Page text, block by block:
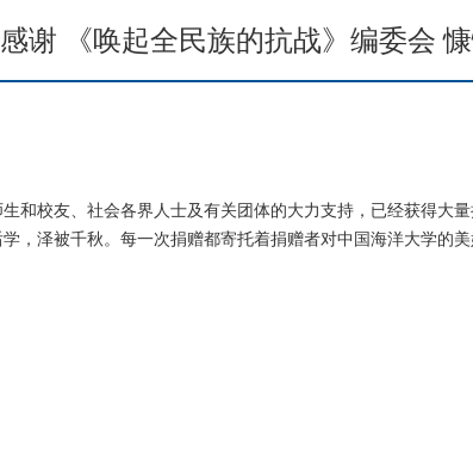
感谢 《唤起全民族的抗战》编委会
和校友、社会各界人士及有关团体的大力支持，已经获得大
，泽被千秋。每一次捐赠都寄托着捐赠者对中国海洋大学的